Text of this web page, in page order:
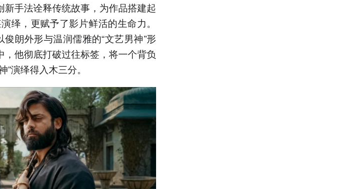
手法诠释传统故事，为作品搭建起
绎，更赋予了影片鲜活的生命力。
朗外形与温润儒雅的“文艺男神”形
他彻底打破过往标签，将一个背负
演绎得入木三分。